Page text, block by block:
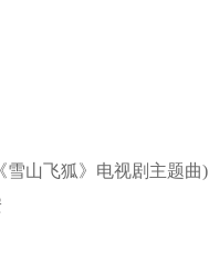
雪山飞狐》电视剧主题曲)